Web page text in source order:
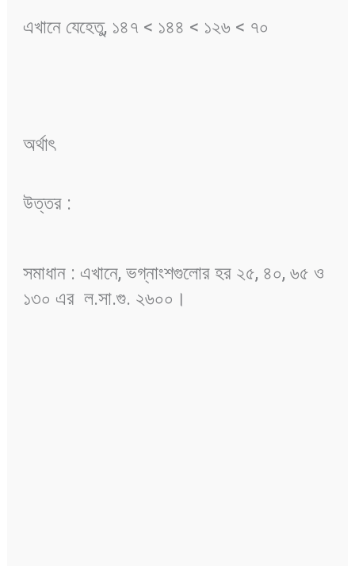
এখানে যেহেতু, ১৪৭ < ১৪৪ < ১২৬ < ৭০
অর্থাৎ
উত্তর :
সমাধান : এখানে, ভগ্নাংশগুলোর হর ২৫, ৪০, ৬৫ ও
১৩০ এর ল.সা.গু. ২৬০০।